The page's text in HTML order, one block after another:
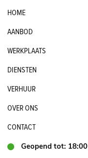
HOME
AANBOD
WERKPLAATS
DIENSTEN
VERHUUR
OVER ONS
CONTACT
Geopend tot: 18:00